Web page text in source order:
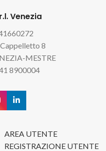
Venezia
8
MESTRE
8900004
AREA UTENTE
REGISTRAZIONE UTENTE